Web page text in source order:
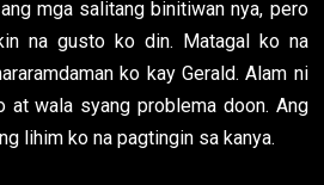
mga salitang binitiwan nya, pero
na gusto ko din. Matagal ko na
ko kay Gerald. Alam ni
at wala syang problema doon. Ang
lihim ko na pagtingin sa kanya.